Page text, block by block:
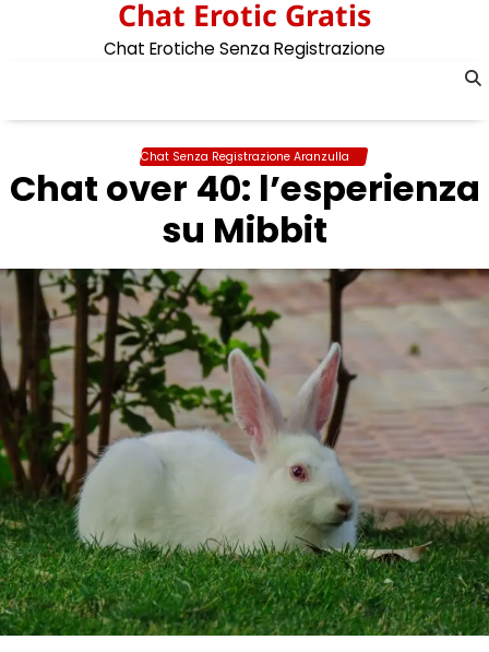
Chat Erotic Gratis
Chat Erotiche Senza Registrazione
Chat Senza Registrazione Aranzulla
Chat over 40: l’esperienza
su Mibbit